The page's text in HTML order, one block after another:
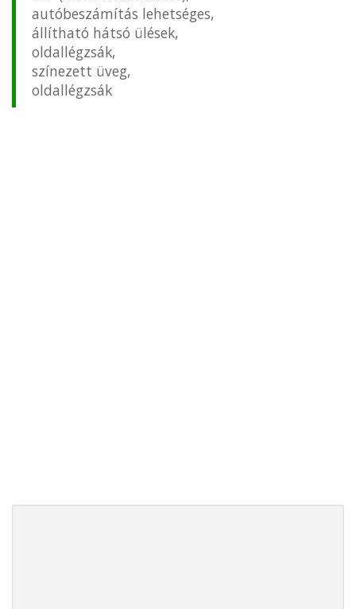
autóbeszámítás lehetséges,
állítható hátsó ülések,
oldallégzsák,
színezett üveg,
oldallégzsák